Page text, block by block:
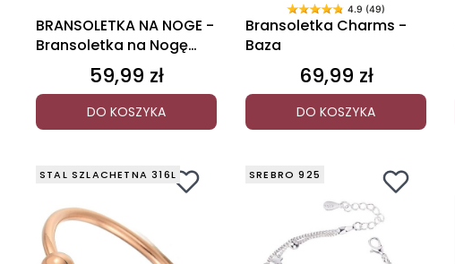
BRANSOLETKA NA NOGE -
Bransoletka na Nogę
CyrkonieCena
59,99 zł
DO KOSZYKA
4.9 (49)
Bransoletka Charms -
Baza
Cena
69,99 zł
DO KOSZYKA
STAL SZLACHETNA 316L SREBRO 925